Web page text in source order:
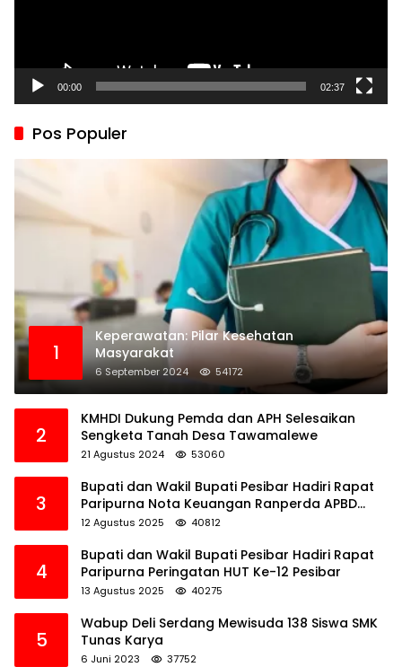
00:00 02:37
Pos Populer
1
Keperawatan: Pilar Kesehatan
Masyarakat
6 September 2024 54172
2
KMHDI Dukung Pemda dan APH Selesaikan
Sengketa Tanah Desa Tawamalewe
21 Agustus 2024 53060
3
Bupati dan Wakil Bupati Pesibar Hadiri Rapat
Paripurna Nota Keuangan Ranperda APBD
Perubahan TA 2025
12 Agustus 2025 40812
4
Bupati dan Wakil Bupati Pesibar Hadiri Rapat
Paripurna Peringatan HUT Ke-12 Pesibar
13 Agustus 2025 40275
5
Wabup Deli Serdang Mewisuda 138 Siswa SMK
Tunas Karya
6 Juni 2023 37752